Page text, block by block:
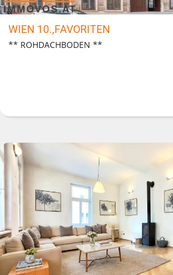
WIEN 10.,FAVORITEN
** ROHDACHBODEN **